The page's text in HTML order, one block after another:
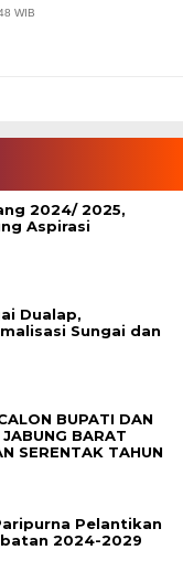
2024/ 2025,
Aspirasi
Dualap,
Sungai dan
BUPATI DAN
BARAT
SERENTAK TAHUN
Pelantikan
2024-2029
WIB